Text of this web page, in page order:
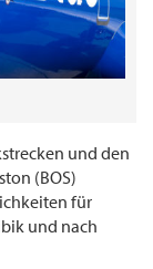
und den
(BOS)
für
und nach